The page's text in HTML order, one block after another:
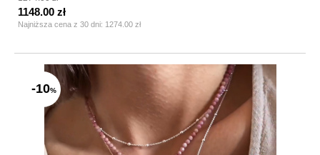
Najniższa cena z 30 dni: 1274.00 zł
1148.00 zł
-10%